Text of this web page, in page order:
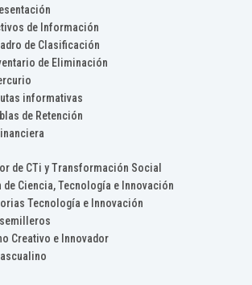
de Información
de Clasificación
de Eliminación
informativas
de Retención
de CTi y Transformación Social
de Ciencia, Tecnología e Innovación
Tecnología e Innovación
Creativo e Innovador